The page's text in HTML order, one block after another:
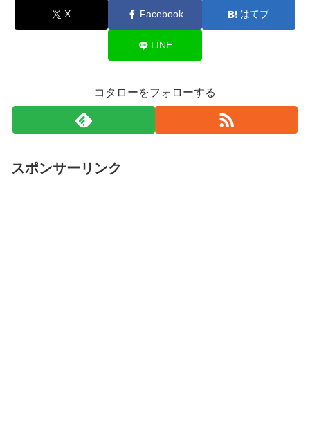
X Facebook はてブ
LINE
コタローをフォローする
スポンサーリンク